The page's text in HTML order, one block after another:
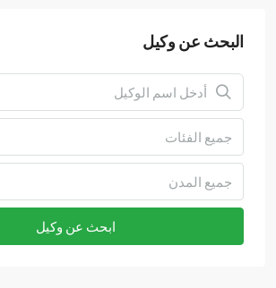
البحث عن وكيل
جميع الفئات
جميع المدن
ابحث عن وكيل